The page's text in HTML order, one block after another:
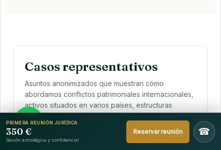
PRIMERA REUNIÓN JURÍDICA
350 €
Sesión estratégica y confidencial
Reservar reunión ☎
Casos representativos
Asuntos anonimizados que muestran cómo
abordamos conflictos patrimoniales internacionales,
activos situados en varios países, estructuras
societarias, herencias, insolvencias y litigios de
elevada complejidad.